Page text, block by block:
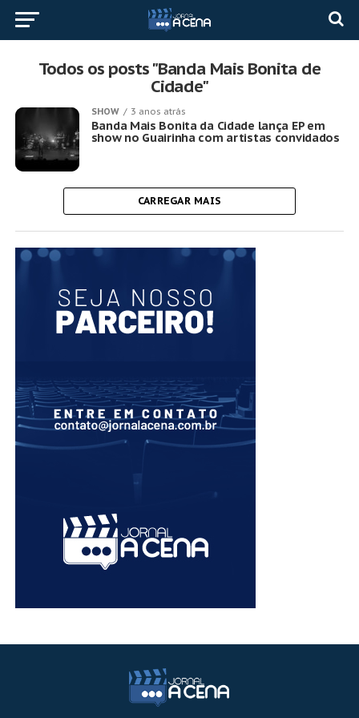
Todos os posts "Banda Mais Bonita de
Cidade"
SHOW 3 anos atrás
Banda Mais Bonita da Cidade lança EP em
show no Guairinha com artistas convidados
CARREGAR MAIS